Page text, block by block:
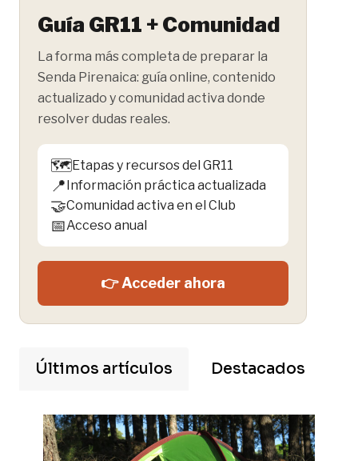
Guía GR11 + Comunidad
La forma más completa de preparar la
Senda Pirenaica: guía online, contenido
actualizado y comunidad activa donde
resolver dudas reales.
🗺️Etapas y recursos del GR11
📍Información práctica actualizada
🤝Comunidad activa en el Club
📅Acceso anual
👉 Acceder ahora
Últimos artículos Destacados